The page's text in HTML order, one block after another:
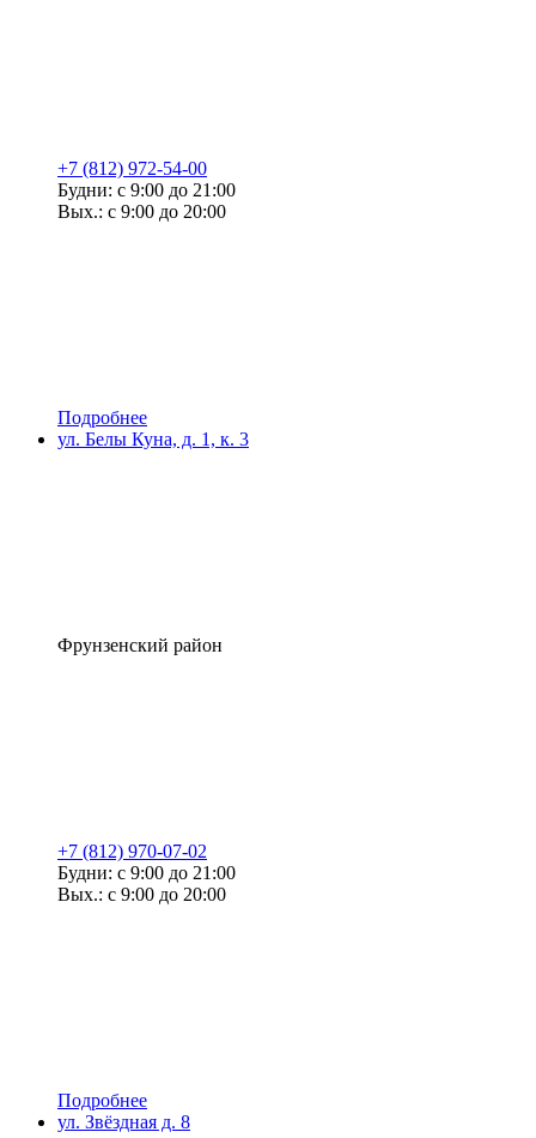
+7 (812) 972-54-00
Будни: с 9:00 до 21:00
Вых.: с 9:00 до 20:00
Подробнее
ул. Белы Куна, д. 1, к. 3
Фрунзенский район
+7 (812) 970-07-02
Будни: с 9:00 до 21:00
Вых.: с 9:00 до 20:00
Подробнее
ул. Звёздная д. 8